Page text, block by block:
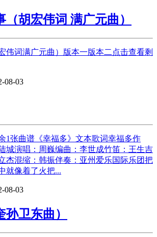
胡宏伟词 满广元曲）
伟词满广元曲）版本一版本二点击查看剩
08-03
1张曲谱《幸福多》文本歌词幸福多作
城演唱：周巍编曲：李世成竹笛：王生吉
杰混缩：韩振伴奏：亚州爱乐国际乐团把
就像着了火把...
08-03
卫东曲）